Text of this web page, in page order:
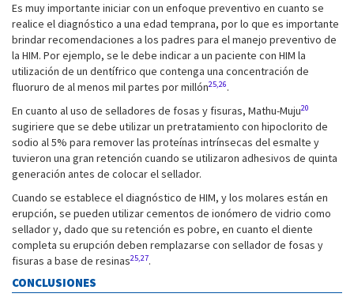
Es muy importante iniciar con un enfoque preventivo en cuanto se
realice el diagnóstico a una edad temprana, por lo que es importante
brindar recomendaciones a los padres para el manejo preventivo de
la HIM. Por ejemplo, se le debe indicar a un paciente con HIM la
utilización de un dentífrico que contenga una concentración de
fluoruro de al menos mil partes por millón25,26.
En cuanto al uso de selladores de fosas y fisuras, Mathu-Muju20
sugiriere que se debe utilizar un pretratamiento con hipoclorito de
sodio al 5% para remover las proteínas intrínsecas del esmalte y
tuvieron una gran retención cuando se utilizaron adhesivos de quinta
generación antes de colocar el sellador.
Cuando se establece el diagnóstico de HIM, y los molares están en
erupción, se pueden utilizar cementos de ionómero de vidrio como
sellador y, dado que su retención es pobre, en cuanto el diente
completa su erupción deben remplazarse con sellador de fosas y
fisuras a base de resinas25,27.
CONCLUSIONES